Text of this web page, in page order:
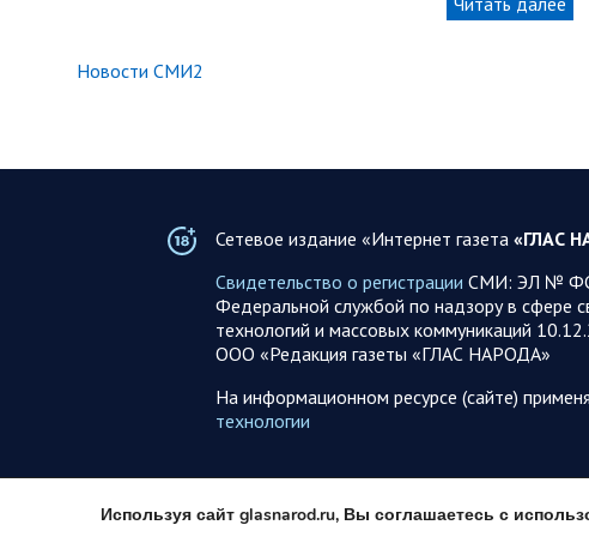
Новости СМИ2
Сетевое издание «Интернет газета «ГЛАС
Свидетельство о регистрации СМИ: ЭЛ № ФС
Федеральной службой по надзору в сфере
технологий и массовых коммуникаций
ООО «Редакция газеты «ГЛАС НАРОДА»
На информационном ресурсе (сайте)
технологии
Используя сайт glasnarod.ru, Вы соглашаетесь с